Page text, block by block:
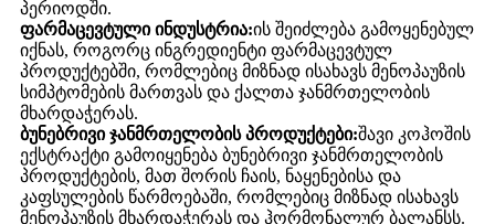
პერიოდში.
ფარმაცევტული ინდუსტრია:ის შეიძლება გამოყენებულ
იქნას, როგორც ინგრედიენტი ფარმაცევტულ
პროდუქტებში, რომლებიც მიზნად ისახავს მენოპაუზის
სიმპტომების მართვას და ქალთა ჯანმრთელობის
მხარდაჭერას.
ბუნებრივი ჯანმრთელობის პროდუქტები:შავი კოჰოშის
ექსტრაქტი გამოიყენება ბუნებრივი ჯანმრთელობის
პროდუქტების, მათ შორის ჩაის, ნაყენებისა და
კაფსულების წარმოებაში, რომლებიც მიზნად ისახავს
მენოპაუზის მხარდაჭერას და ჰორმონალურ ბალანსს.